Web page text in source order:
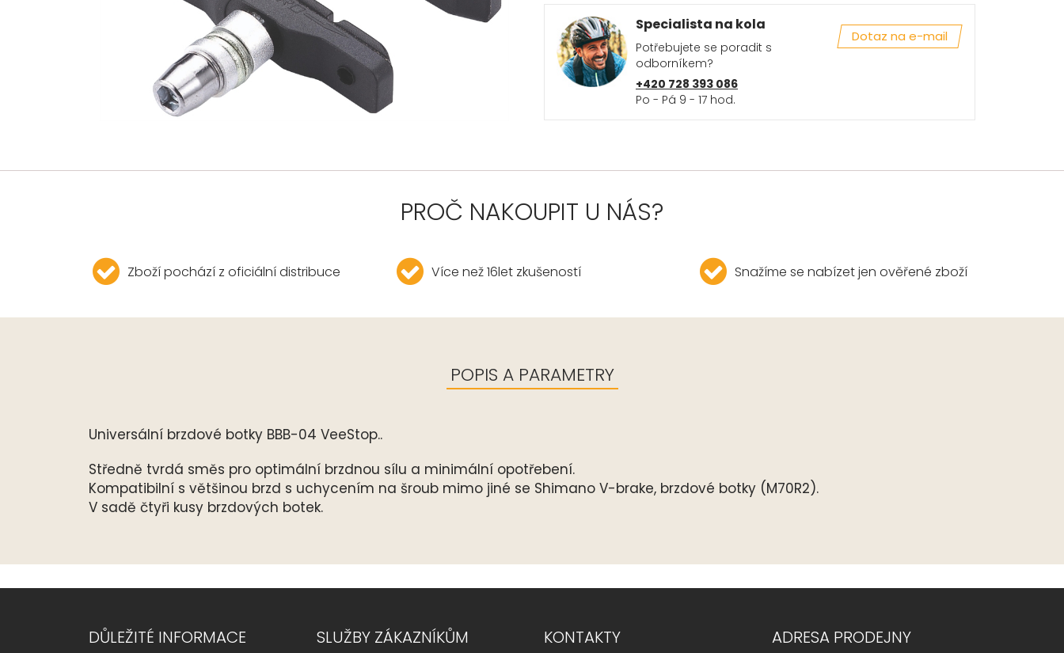
Specialista na kola
Potřebujete se poradit s
odborníkem?
+420 728 393 086
Po - Pá 9 - 17 hod.
Dotaz na e-mail
PROČ NAKOUPIT U NÁS?
Zboží pochází z oficiální distribuce Více než 16let zkušeností Snažíme se nabízet jen ověřené zboží
POPIS A PARAMETRY
Universální brzdové botky BBB-04 VeeStop..
Středně tvrdá směs pro optimální brzdnou sílu a minimální opotřebení.
Kompatibilní s většinou brzd s uchycením na šroub mimo jiné se Shimano V-brake, brzdové botky (M70R2).
V sadě čtyři kusy brzdových botek.
DŮLEŽITÉ INFORMACE SLUŽBY ZÁKAZNÍKŮM KONTAKTY ADRESA PRODEJNY